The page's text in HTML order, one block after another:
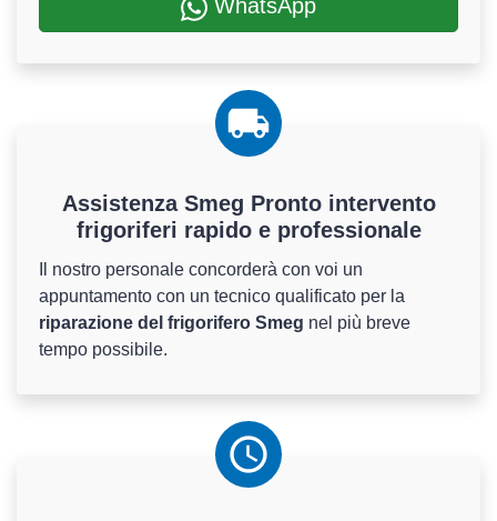
WhatsApp
Assistenza Smeg Pronto intervento
frigoriferi rapido e professionale
Il nostro personale concorderà con voi un
appuntamento con un tecnico qualificato per la
riparazione del frigorifero Smeg nel più breve
tempo possibile.